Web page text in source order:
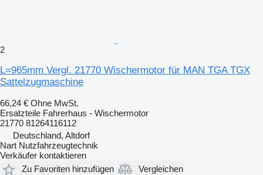
2
L=965mm Vergl. 21770 Wischermotor für MAN TGA TGX
Sattelzugmaschine
66,24 € Ohne MwSt.
Ersatzteile Fahrerhaus - Wischermotor
21770 81264116112
Deutschland, Altdorf
Nart Nutzfahrzeugtechnik
Verkäufer kontaktieren
Zu Favoriten hinzufügen
Vergleichen